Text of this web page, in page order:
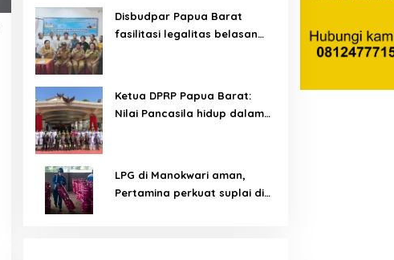
Disbudpar Papua Barat
fasilitasi legalitas belasan
Ketua DPRP Papua Barat:
Nilai Pancasila hidup dalam
LPG di Manokwari aman,
Pertamina perkuat suplai di